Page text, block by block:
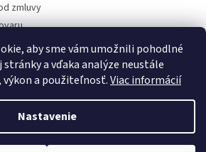
aby sme vám umožnili pohodlné
a vďaka analýze neustále
výkon a použiteľnosť.Viac informácií
Nastavenie
zmluvy